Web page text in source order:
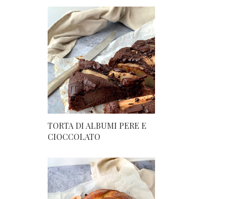
TORTA DI ALBUMI PERE E
CIOCCOLATO